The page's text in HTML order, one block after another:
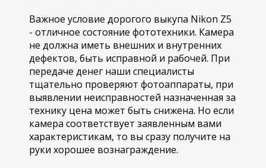
Важное условие дорогого выкупа Nikon Z5
- отличное состояние фототехники. Камера
не должна иметь внешних и внутренних
дефектов, быть исправной и рабочей. При
передаче денег наши специалисты
тщательно проверяют фотоаппараты, при
выявлении неисправностей назначенная за
технику цена может быть снижена. Но если
камера соответствует заявленным вами
характеристикам, то вы сразу получите на
руки хорошее вознаграждение.